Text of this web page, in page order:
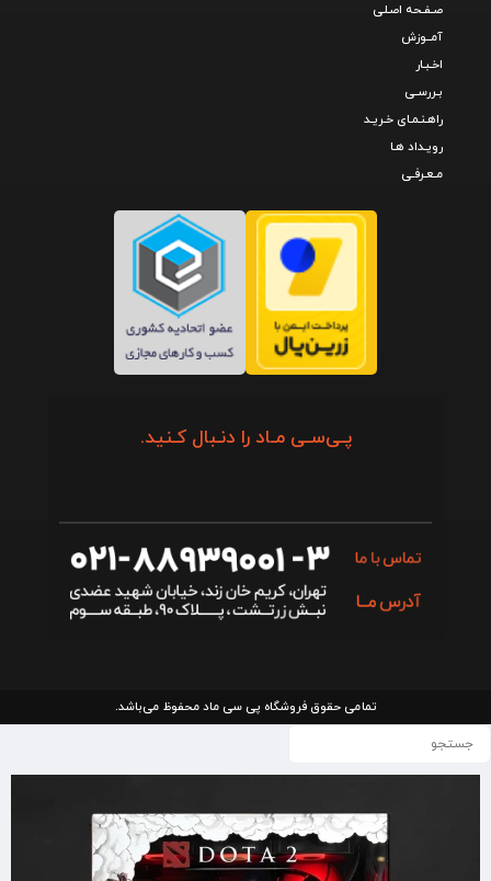
صـفـحه اصـلی
آمــوزش
اخـبـار
بـررسـی
راهـنـمـای خـریـد
رویـداد هـا
مـعـرفـی
پـی‌سـی مـاد را دنـبال کـنید.
تمامی حقوق فروشگاه پی سی ماد محفوظ می‌باشد.